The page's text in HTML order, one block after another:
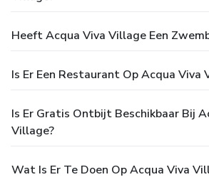
Heeft Acqua Viva Village Een
Is Er Een Restaurant Op Acqua Viva
Is Er Gratis Ontbijt Beschikbaar Bij
Village?
Wat Is Er Te Doen Op Acqua Viva